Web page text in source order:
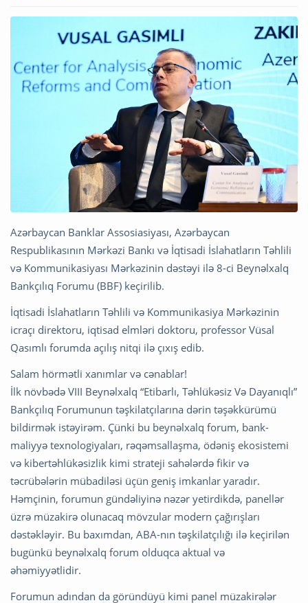
Azərbaycan Banklar Assosiasiyası, Azərbaycan
Respublikasının Mərkəzi Bankı və İqtisadi İslahatların Təhlili
və Kommunikasiyası Mərkəzinin dəstəyi ilə 8-ci Beynəlxalq
Bankçılıq Forumu (BBF) keçirilib.
İqtisadi İslahatların Təhlili və Kommunikasiya Mərkəzinin
icraçı direktoru, iqtisad elmləri doktoru, professor Vüsal
Qasımlı forumda açılış nitqi ilə çıxış edib.
Salam hörmətli xanımlar və cənablar!
İlk növbədə VIII Beynəlxalq “Etibarlı, Təhlükəsiz Və Dayanıqlı”
Bankçılıq Forumunun təşkilatçılarına dərin təşəkkürümü
bildirmək istəyirəm. Çünki bu beynəlxalq forum, bank-
maliyyə texnologiyaları, rəqəmsallaşma, ödəniş ekosistemi
və kibertəhlükəsizlik kimi strateji sahələrdə fikir və
təcrübələrin mübadiləsi üçün geniş imkanlar yaradır.
Həmçinin, forumun gündəliyinə nəzər yetirdikdə, panellər
üzrə müzakirə olunacaq mövzular modern çağırışları
dəstəkləyir. Bu baxımdan, ABA-nın təşkilatçılığı ilə keçirilən
bugünkü beynəlxalq forum olduqca aktual və
əhəmiyyətlidir.
Forumun adından da göründüyü kimi panel müzakirələr